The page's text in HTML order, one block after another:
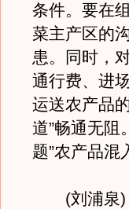
条件。要在
菜主产区的
患。同时，
通行费、进
运送农产品
道”畅通无阻
题”农产品混
(刘浦泉)